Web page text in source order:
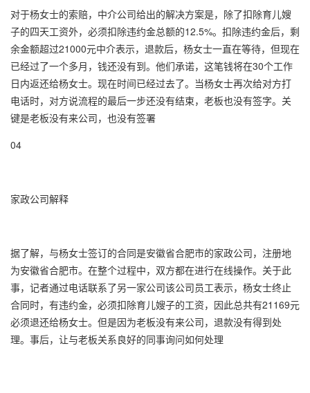
对于杨女士的索赔，中介公司给出的解决方案是，除了扣除育儿嫂
子的四天工资外，必须扣除违约金总额的12.5%。扣除违约金后，剩
余金额超过21000元中介表示，退款后，杨女士一直在等待，但现在
已经过了一个多月，钱还没有到。他们承诺，这笔钱将在30个工作
日内返还给杨女士。现在时间已经过去了。当杨女士再次给对方打
电话时，对方说流程的最后一步还没有结束，老板也没有签字。关
键是老板没有来公司，也没有签署
04
家政公司解释
据了解，与杨女士签订的合同是安徽省合肥市的家政公司，注册地
为安徽省合肥市。在整个过程中，双方都在进行在线操作。关于此
事，记者通过电话联系了另一家公司该公司员工表示，杨女士终止
合同时，有违约金，必须扣除育儿嫂子的工资，因此总共有21169元
必须退还给杨女士。但是因为老板没有来公司，退款没有得到处
理。事后，让与老板关系良好的同事询问如何处理